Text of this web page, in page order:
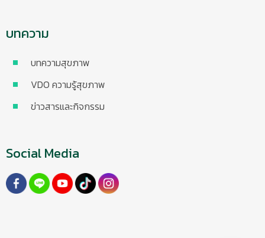
บทความ
บทความสุขภาพ
VDO ความรู้สุขภาพ
ข่าวสารและกิจกรรม
Social Media